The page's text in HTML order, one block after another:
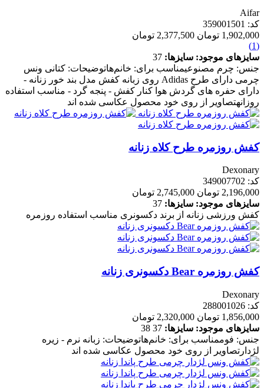
Aifar
کد: 359001501
1,902,000 تومان
2,377,500 تومان
(1)
سایزهای موجود: سایزها: 37
جنس: چرم مصنوعیمناسب برای: خانم‌هاتوضیحات: کتانی ونس
چرمی دارای طرح Adidas روی زبانه کفش مدل بند خور زنانه -
دارای حفره های گردش هوا کنار کفش - پنجه گرد - مناسب استفاده
روزانهتصاویر از روی خود محصول عکاسی شده اند
کفش روزمره طرح کلاه زنانه
Dexonary
کد: 349007702
2,196,000 تومان
2,745,000 تومان
سایزهای موجود: سایزها: 37
کفش ورزشی زنانه از برند دکسونری مناسب استفاده روزمره
کفش روزمره Bear دکسونری زنانه
Dexonary
کد: 288001026
1,856,000 تومان
2,320,000 تومان
سایزهای موجود: سایزها: 37
38
جنس: فوممناسب برای: خانم‌هاتوضیحات: زبانه نرم - زیره
لژدارتصاویر از روی خود محصول عکاسی شده اند